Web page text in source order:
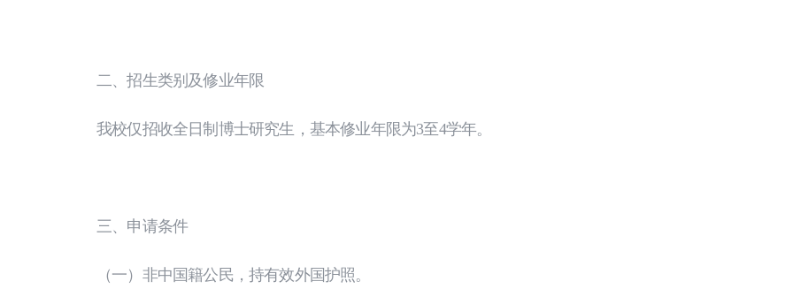
二、招生类别及修业年限
我校仅招收全日制博士研究生，基本修业年限为3至4学年。
三、申请条件
（一）非中国籍公民，持有效外国护照。